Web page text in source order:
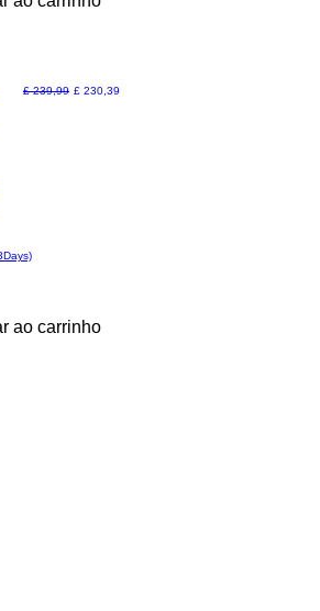
Preço normal
£ 239,99 Preço promocional
£ 230,39
ao carrinho